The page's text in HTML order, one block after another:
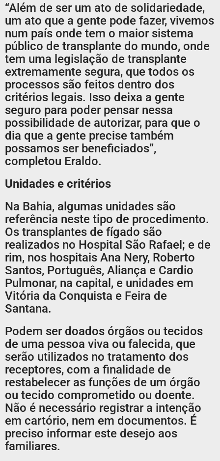
“Além de ser um ato de solidariedade,
um ato que a gente pode fazer, vivemos
num país onde tem o maior sistema
público de transplante do mundo, onde
tem uma legislação de transplante
extremamente segura, que todos os
processos são feitos dentro dos
critérios legais. Isso deixa a gente
seguro para poder pensar nessa
possibilidade de autorizar, para que o
dia que a gente precise também
possamos ser beneficiados”,
completou Eraldo.
Unidades e critérios
Na Bahia, algumas unidades são
referência neste tipo de procedimento.
Os transplantes de fígado são
realizados no Hospital São Rafael; e de
rim, nos hospitais Ana Nery, Roberto
Santos, Português, Aliança e Cardio
Pulmonar, na capital, e unidades em
Vitória da Conquista e Feira de
Santana.
Podem ser doados órgãos ou tecidos
de uma pessoa viva ou falecida, que
serão utilizados no tratamento dos
receptores, com a finalidade de
restabelecer as funções de um órgão
ou tecido comprometido ou doente.
Não é necessário registrar a intenção
em cartório, nem em documentos. É
preciso informar este desejo aos
familiares.